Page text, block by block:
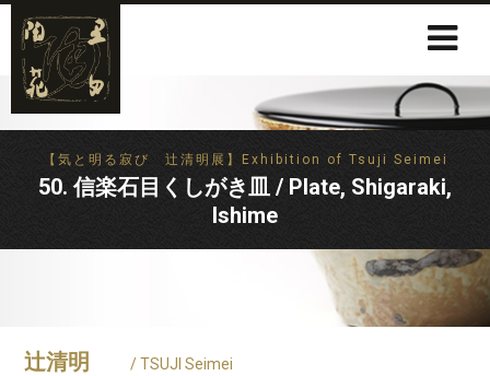
【気と明る寂び 辻清明展】Exhibition of Tsuji Seimei
50. 信楽石目くしがき皿 / Plate, Shigaraki,
Ishime
辻清明 / TSUJI Seimei